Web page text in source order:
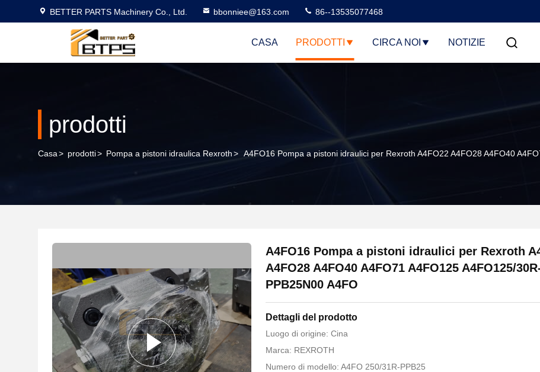
BETTER PARTS Machinery Co., Ltd. bbonniee@163.com 86--13535077468
CASA PRODOTTI CIRCA NOI NOTIZIE
prodotti
Casa> prodotti> Pompa a pistoni idraulica Rexroth> A4FO16 Pompa a pistoni idraulici per Rexroth A4FO22 A4FO28 A4FO40
A4FO16 Pompa a pistoni idraulici per Rexroth
A4FO28 A4FO40 A4FO71 A4FO125 A4FO125/
PPB25N00 A4FO
Dettagli del prodotto
Luogo di origine: Cina
Marca: REXROTH
Numero di modello: A4FO 250/31R-PPB25